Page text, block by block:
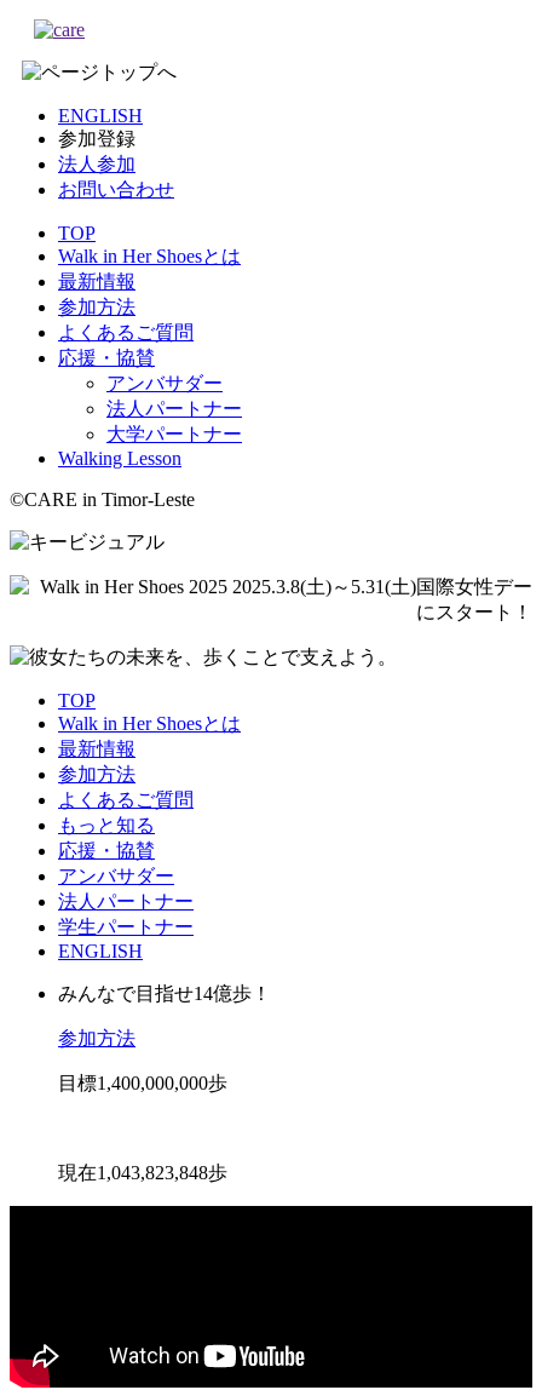
ENGLISH
参加登録
法人参加
お問い合わせ
TOP
Walk in Her Shoesとは
最新情報
参加方法
よくあるご質問
応援・協賛
アンバサダー
法人パートナー
大学パートナー
Walking Lesson
©CARE in Timor-Leste
TOP
Walk in Her Shoesとは
最新情報
参加方法
よくあるご質問
もっと知る
応援・協賛
アンバサダー
法人パートナー
学生パートナー
ENGLISH
みんなで目指せ14億歩！
参加方法
目標1,400,000,000歩
現在1,043,823,848歩